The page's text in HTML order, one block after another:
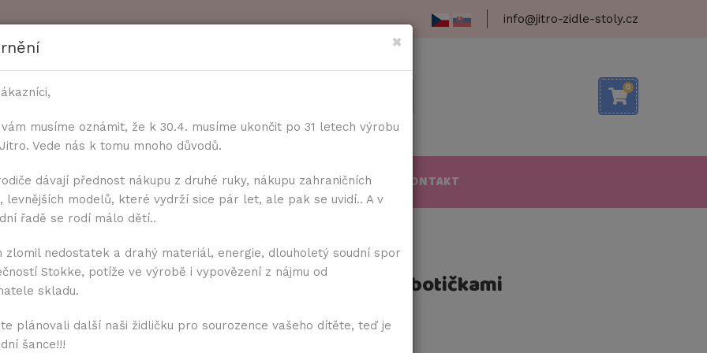
info@jitro-zidle-stoly.cz
0
ČASTÉ DOTAZY KE STAŽENÍ ZAKÁZKOVÁ VÝROBA KONTAKT
s botičkami
Samostatné područky s botičkami
×
musíme oznámit, že k 30.4. musíme ukončit po 31 letech výrobu
Vede nás k tomu mnoho důvodů.
dávají přednost nákupu z druhé ruky, nákupu zahraničních
levnějších modelů, které vydrží sice pár let, ale pak se uvidí.. A v
řadě se rodí málo dětí..
zlomil nedostatek a drahý materiál, energie, dlouholetý soudní spor
Stokke, potíže ve výrobě i vypovězení z nájmu od
skladu.
plánovali další naši židličku pro sourozence vašeho dítěte, teď je
šance!!!